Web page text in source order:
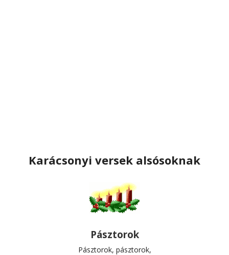
Karácsonyi versek alsósoknak
Pásztorok
Pásztorok, pásztorok,